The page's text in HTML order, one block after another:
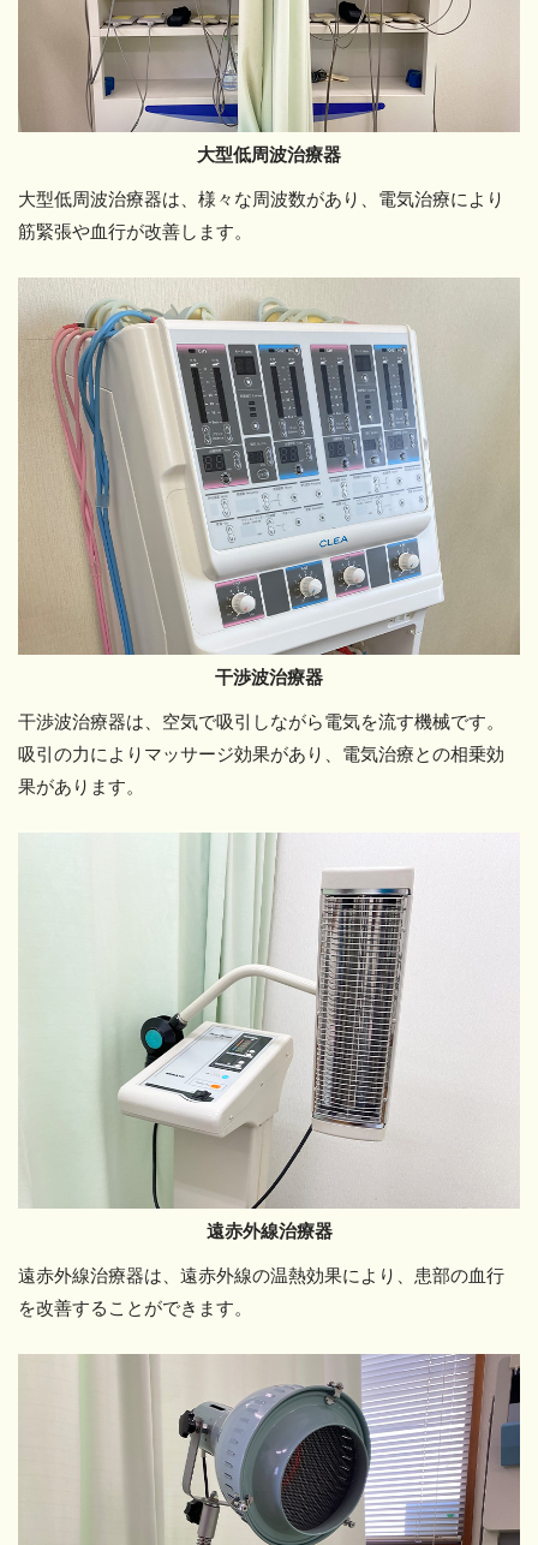
大型低周波治療器
大型低周波治療器は、様々な周波数があり、電気治療により
筋緊張や血行が改善します。
干渉波治療器
干渉波治療器は、空気で吸引しながら電気を流す機械です。
吸引の力によりマッサージ効果があり、電気治療との相乗効
果があります。
遠赤外線治療器
遠赤外線治療器は、遠赤外線の温熱効果により、患部の血行
を改善することができます。